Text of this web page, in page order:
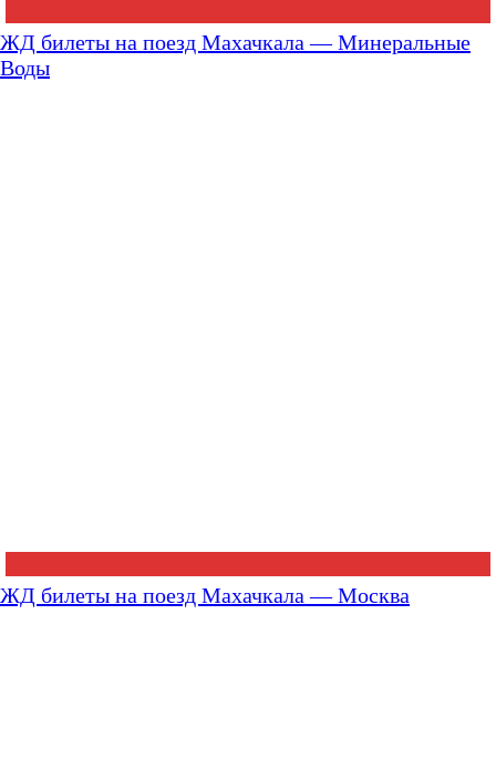
ЖД билеты на поезд Махачкала — Минеральные
Воды
ЖД билеты на поезд Махачкала — Москва